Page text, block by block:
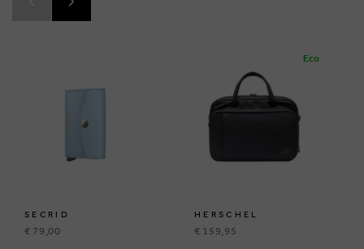
SECRID
€ 79,00
Eco
HERSCHEL
€ 159,95